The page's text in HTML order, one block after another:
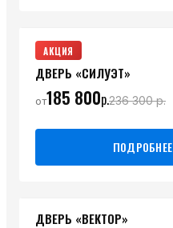
АКЦИЯ
ДВЕРЬ «СИЛУЭТ»
от185 800р.236 300р.
ПОДРОБНЕЕ
ДВЕРЬ «ВЕКТОР»